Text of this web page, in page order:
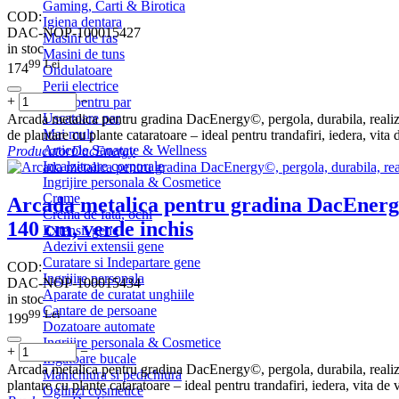
Gaming, Carti & Birotica
Igiena dentara
Masini de ras
Masini de tuns
Ondulatoare
Perii electrice
Placi pentru par
Uscatoare par
Mai mult
Articole Sanatate & Wellness
Incalzitoare corporale
Ingrijire personala & Cosmetice
Creme
Crema de fata, ochi
Extensii gene
Adezivi extensii gene
Curatare si Indepartare gene
Ingrijire personala
Aparate de curatat unghiile
Cantare de persoane
Dozatoare automate
Ingrijire personala & Cosmetice
Irigatoare bucale
Manichiura si pedichiura
Oglinzi cosmetice
COD:
DAC-NOP-100015427
in stoc
17499 Lei
+
−
Arcada metalica pentru gradina DacEnergy©, pergola, durabila,
de plantare cu plante cataratoare – ideal pentru trandafiri, iedera, vita
ProducatorDacEnergy
Arcada metalica pentru gradina
140 cm, verde inchis
COD:
DAC-NOP-100015434
in stoc
19999 Lei
+
−
Arcada metalica pentru gradina DacEnergy©, pergola, durabila,
plantare cu plante cataratoare – ideal pentru trandafiri, iedera, vita de